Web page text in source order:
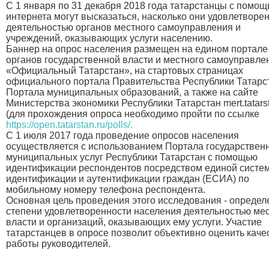
С 1 января по 31 декабря 2018 года татарстанцы с
интернета могут высказаться, насколько они
деятельностью органов местного самоуправления и
учреждений, оказывающих услуги населению.
Баннер на опрос населения размещен на едином портале
органов государственной власти и местного
«Официальный Татарстан», на стартовых страницах
официального портала Правительства Республики
Портала муниципальных образований, а также на сайте
Министерства экономики Республики Татарстан
(для прохождения опроса необходимо пройти по ссылке
https://open.tatarstan.ru/polls/.
С 1 июля 2017 года проведение опросов населения
осуществляется с использованием Портала
муниципальных услуг Республики Татарстан с помощью
идентификации респондентов посредством единой
идентификации и аутентификации граждан (ЕСИА) по
мобильному номеру телефона респондента.
Основная цель проведения этого исследования -
степени удовлетворенности населения деятельностью
власти и организаций, оказывающих ему услуги. Участие
татарстанцев в опросе позволит объективно оценить
работы руководителей.​